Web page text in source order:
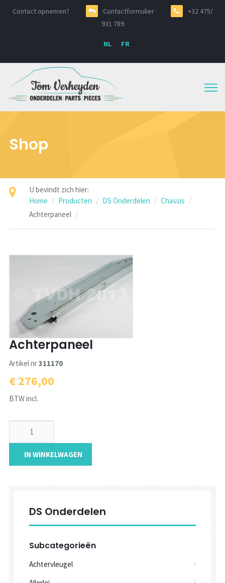
Contact opnemen? Contactformulier
+32 475/
931 789
NL FR
Shop
U bevindt zich hier:
Home
Producten DS Onderdelen
Chassis
Achterpaneel
Achterpaneel
Artikel nr311170
€ 276,00
BTW incl.
IN WINKELWAGEN
DS Onderdelen
Subcategorieën
Achtervleugel